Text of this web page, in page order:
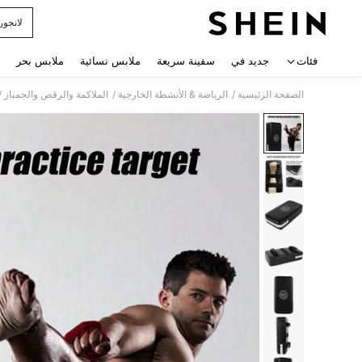
فئات جديد في سفينة سريعة ملابس نسائية ملابس بحر
الصفحة الرئيسية / الرياضة & الأنشطة الخارجية / الملاكمة والرقص والجمباز /